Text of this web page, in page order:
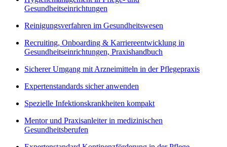
Gesundheitseinrichtungen
Reinigungsverfahren im Gesundheitswesen
Recruiting, Onboarding & Karriereentwicklung in
Gesundheitseinrichtungen, Praxishandbuch
Sicherer Umgang mit Arzneimitteln in der Pflegepraxis
Expertenstandards sicher anwenden
Spezielle Infektionskrankheiten kompakt
Mentor und Praxisanleiter in medizinischen
Gesundheitsberufen